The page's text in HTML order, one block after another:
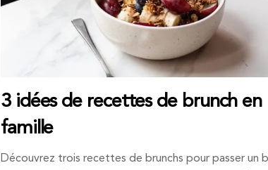
3 idées de recettes de brunch en
famille
Découvrez trois recettes de brunchs pour passer un